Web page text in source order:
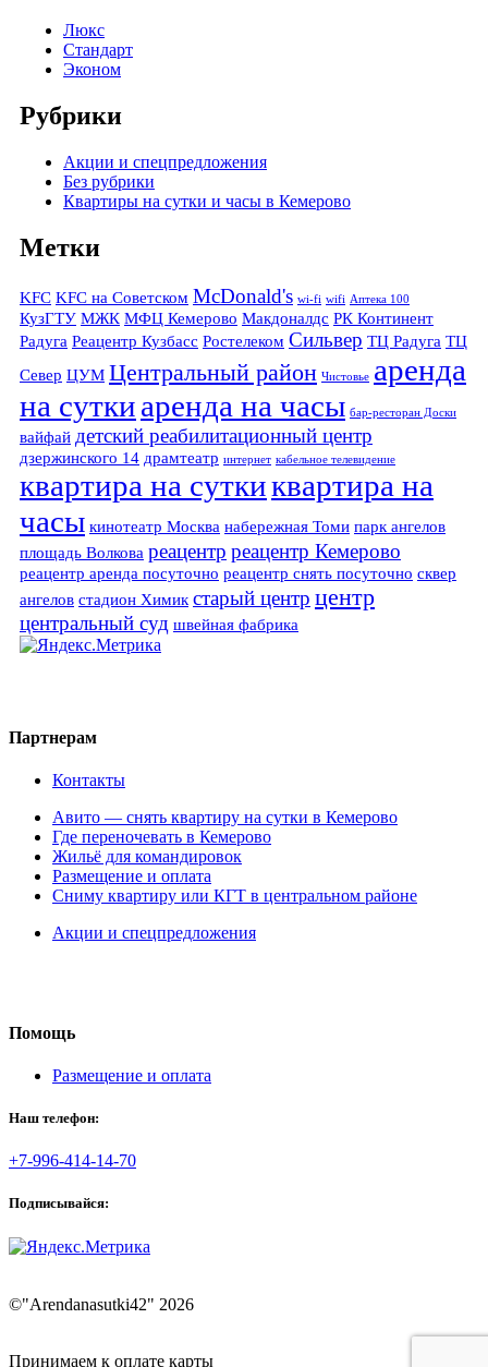
Люкс
Стандарт
Эконом
Рубрики
Акции и спецпредложения
Без рубрики
Квартиры на сутки и часы в Кемерово
Метки
KFC KFC на Советском McDonald's wi-fi wifi Аптека 100
КузГТУ МЖК МФЦ Кемерово Макдоналдс РК Континент
Радуга Реацентр Кузбасс Ростелеком Сильвер ТЦ Радуга ТЦ
Север ЦУМ Центральный район Чистовье аренда
на суткиаренда на часы бар-ресторан Доски
вайфай детский реабилитационный центр
дзержинского 14 драмтеатр интернет кабельное телевидение
квартира на суткиквартира на
часы кинотеатр Москва набережная Томи парк ангелов
площадь Волкова реацентр реацентр Кемерово
реацентр аренда посуточно реацентр снять посуточно сквер
ангелов стадион Химик старый центр центр
центральный суд швейная фабрика
Партнерам
Контакты
Авито — снять квартиру на сутки в Кемерово
Где переночевать в Кемерово
Жильё для командировок
Размещение и оплата
Сниму квартиру или КГТ в центральном районе
Акции и спецпредложения
Помощь
Размещение и оплата
Наш телефон:
+7-996-414-14-70
Подписывайся:
©"Arendanasutki42" 2026
Принимаем к оплате карты